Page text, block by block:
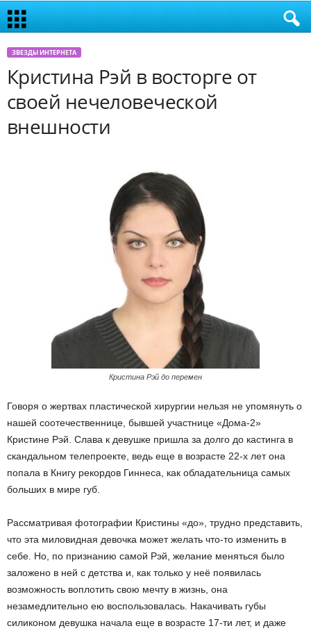
ЗВЕЗДЫ ИНТЕРНЕТА
Кристина Рэй в восторге от
своей нечеловеческой
внешности
Кристина Рэй до перемен
Говоря о жертвах пластической хирургии нельзя не упомянуть о
нашей соотечественнице, бывшей участнице «Дома-2»
Кристине Рэй. Слава к девушке пришла за долго до кастинга в
скандальном телепроекте, ведь еще в возрасте 22-х лет она
попала в Книгу рекордов Гиннеса, как обладательница самых
больших в мире губ.
Рассматривая фотографии Кристины «до», трудно представить,
что эта миловидная девочка может желать что-то изменить в
себе. Но, по признанию самой Рэй, желание меняться было
заложено в ней с детства и, как только у неё появилась
возможность воплотить свою мечту в жизнь, она
незамедлительно ею воспользовалась. Накачивать губы
силиконом девушка начала еще в возрасте 17-ти лет, и даже